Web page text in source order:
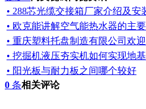
• 288芯光缆交接箱厂家介绍及安
• 欧克能讲解空气能热水器的主
• 重庆塑料托盘制造有限公司欢
• 挖掘机液压夯实机如何实现地
• 阳光板与耐力板之间哪个较好
0 条相关评论